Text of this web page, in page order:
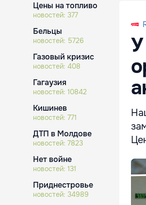
Цены на топливо
новостей: 377
Бельцы
новостей: 5726
Газовый кризис
новостей: 408
Гагаузия
новостей: 10842
Кишинев
новостей: 771
ДТП в Молдове
новостей: 7823
Нет войне
новостей: 131
Приднестровье
новостей: 34989